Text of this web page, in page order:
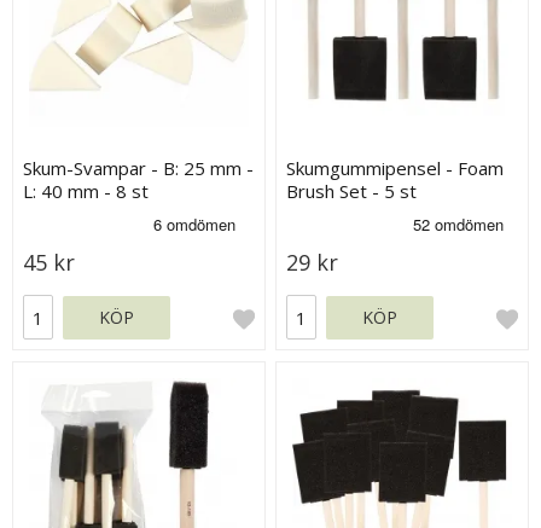
Skum-Svampar - B: 25 mm -
L: 40 mm - 8 st
45 kr
KÖP
Skumgummipensel - Foam
Brush Set - 5 st
29 kr
KÖP